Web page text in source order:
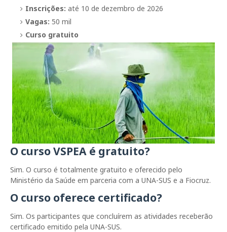
Inscrições: até 10 de dezembro de 2026
Vagas: 50 mil
Curso gratuito
O curso VSPEA é gratuito?
Sim. O curso é totalmente gratuito e oferecido pelo
Ministério da Saúde em parceria com a UNA-SUS e a Fiocruz.
O curso oferece certificado?
Sim. Os participantes que concluírem as atividades receberão
certificado emitido pela UNA-SUS.